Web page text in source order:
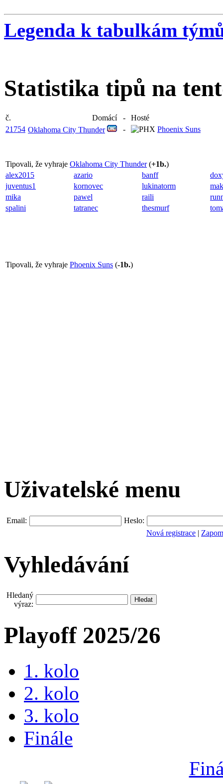
Legenda k tabulkám
Statistika tipů na
č. Domácí -
Hosté
21754 Oklahoma City Thunder - Phoenix Suns
Tipovali, že vyhraje Oklahoma City Thunder(+1b.)
alex2015
azario banff
juventus1
kornovec lukinatorm
mika
pawel raili
spalini
tatranec thesmurf
Tipovali, že vyhraje Phoenix Suns (-1b.)
Uživatelské menu
Email:
Heslo:
Nová registrace |
Vyhledávání
Hledaný
výraz:
Playoff 2025/26
1. kolo
2. kolo
3. kolo
Finále